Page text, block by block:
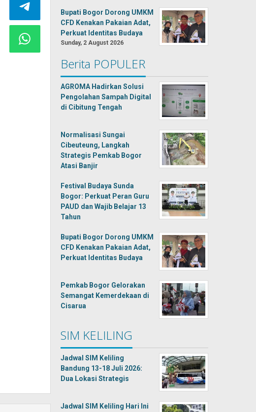
Bupati Bogor Dorong UMKM
CFD Kenakan Pakaian Adat,
Perkuat Identitas Budaya
Sunday, 2 August 2026
Berita POPULER
AGROMA Hadirkan Solusi
Pengolahan Sampah Digital
di Cibitung Tengah
Normalisasi Sungai
Cibeuteung, Langkah
Strategis Pemkab Bogor
Atasi Banjir
Festival Budaya Sunda
Bogor: Perkuat Peran Guru
PAUD dan Wajib Belajar 13
Tahun
Bupati Bogor Dorong UMKM
CFD Kenakan Pakaian Adat,
Perkuat Identitas Budaya
Pemkab Bogor Gelorakan
Semangat Kemerdekaan di
Cisarua
SIM KELILING
Jadwal SIM Keliling
Bandung 13-18 Juli 2026:
Dua Lokasi Strategis
Jadwal SIM Keliling Hari Ini